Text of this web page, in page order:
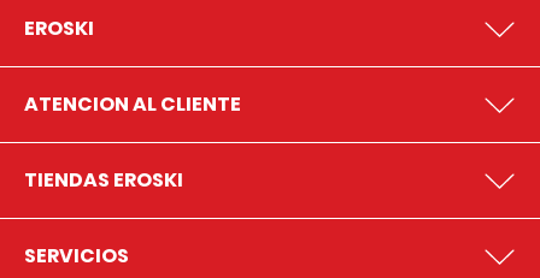
EROSKI
ATENCION AL CLIENTE
TIENDAS EROSKI
SERVICIOS